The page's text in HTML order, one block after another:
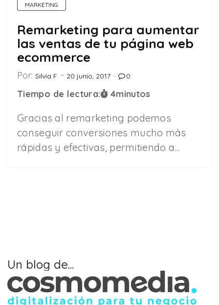
MARKETING
Remarketing para aumentar
las ventas de tu página web
ecommerce
Por: Silvia F. 20 junio, 2017 0
Tiempo de lectura: 4minutos
Gracias al remarketing podemos
conseguir conversiones mucho más
rápidas y efectivas, permitiendo a…
Un blog de...